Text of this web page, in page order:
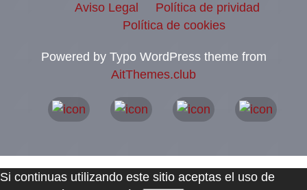
Aviso Legal
Política de prividad
Política de cookies
Powered by Typo WordPress theme from
AitThemes.club
Si continuas utilizando este sitio aceptas el uso de